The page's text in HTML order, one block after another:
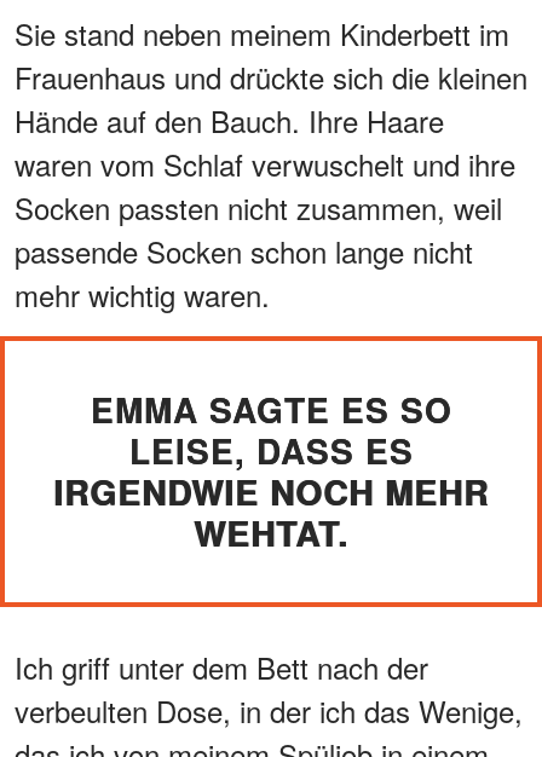
Sie stand neben meinem Kinderbett im
Frauenhaus und drückte sich die kleinen
Hände auf den Bauch. Ihre Haare
waren vom Schlaf verwuschelt und ihre
Socken passten nicht zusammen, weil
passende Socken schon lange nicht
mehr wichtig waren.
EMMA SAGTE ES SO
LEISE, DASS ES
IRGENDWIE NOCH MEHR
WEHTAT.
Ich griff unter dem Bett nach der
verbeulten Dose, in der ich das Wenige,